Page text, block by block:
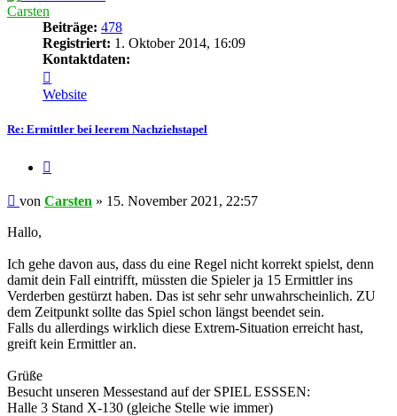
Carsten
Beiträge: 478
Registriert: 1. Oktober 2014, 16:09
Kontaktdaten:
von
Carsten
Website
Re: Ermittler bei leerem Nachziehstapel
Beitrag
von Carsten » 15. November 2021, 22:57
Hallo,
Ich gehe davon aus, dass du eine Regel nicht korrekt spielst, denn
damit dein Fall eintrifft, müssten die Spieler ja 15 Ermittler ins
Verderben gestürzt haben. Das ist sehr sehr unwahrscheinlich. ZU
dem Zeitpunkt sollte das Spiel schon längst beendet sein.
Falls du allerdings wirklich diese Extrem-Situation erreicht hast,
greift kein Ermittler an.
Grüße
Besucht unseren Messestand auf der SPIEL ESSSEN:
Halle 3 Stand X-130 (gleiche Stelle wie immer)